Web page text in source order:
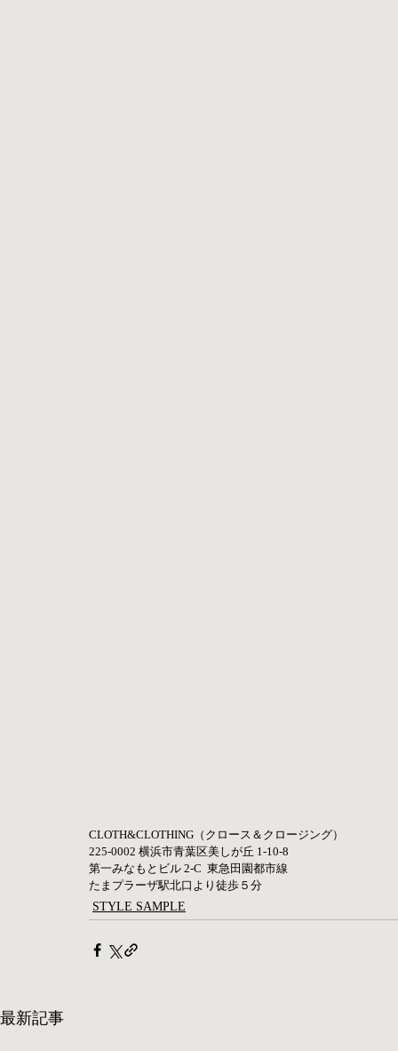
CLOTH&CLOTHING（クロース＆クロージング）
225-0002 横浜市青葉区美しが丘 1-10-8
第一みなもとビル 2-C  東急田園都市線
たまプラーザ駅北口より徒歩５分
STYLE SAMPLE
最新記事